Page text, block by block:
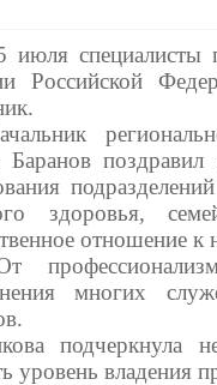
июля специалисты
Российской
Баранов
здоровья,
отношение
многих
подчеркнула
уровень владения